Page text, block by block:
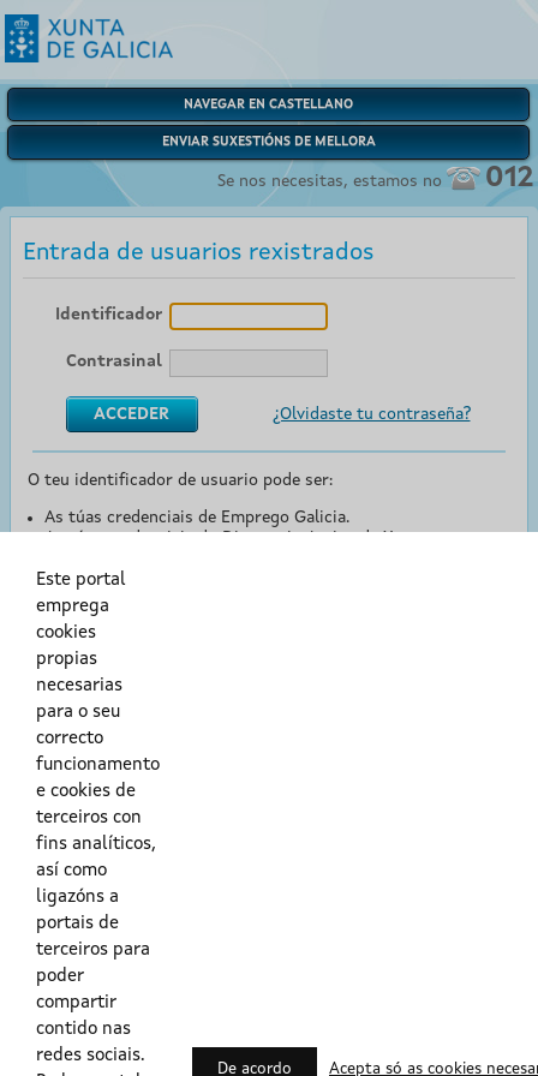
NAVEGAR EN CASTELLANO
ENVIAR SUXESTIÓNS DE MELLORA
Se nos necesitas, estamos no 012
Entrada de usuarios rexistrados
Identificador
Contrasinal
¿Olvidaste tu contraseña?
O teu identificador de usuario pode ser:
As túas credenciais de Emprego Galicia.
O teu DNI ou o teu NIE.
Este portal
emprega
cookies
propias
necesarias
para o seu
correcto
funcionamento
e cookies de
terceiros con
fins analíticos,
así como
ligazóns a
portais de
terceiros para
poder
compartir
contido nas
redes sociais.
De acordo Acepta só as cookies